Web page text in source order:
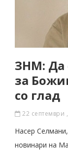
ЗНМ: Да
за
со глад
22 септември
Насер
новинари на